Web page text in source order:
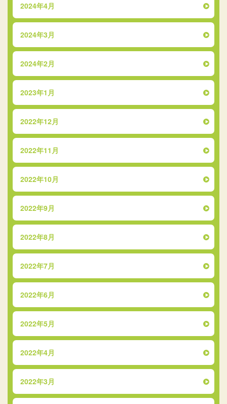
2024年4月
2024年3月
2024年2月
2023年1月
2022年12月
2022年11月
2022年10月
2022年9月
2022年8月
2022年7月
2022年6月
2022年5月
2022年4月
2022年3月